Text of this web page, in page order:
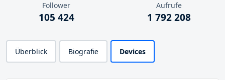
Follower
105 424
Aufrufe
1 792 208
Überblick Biografie Devices